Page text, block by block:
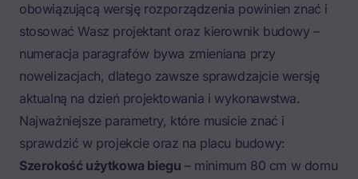
obowiązującą wersję rozporządzenia powinien znać i
stosować Wasz projektant oraz kierownik budowy –
numeracja paragrafów bywa zmieniana przy
nowelizacjach, dlatego zawsze sprawdzajcie wersję
aktualną na dzień projektowania i wykonawstwa.
Najważniejsze parametry, które musicie znać i
sprawdzić w projekcie oraz na placu budowy:
Szerokość użytkowa biegu – minimum 80 cm w domu